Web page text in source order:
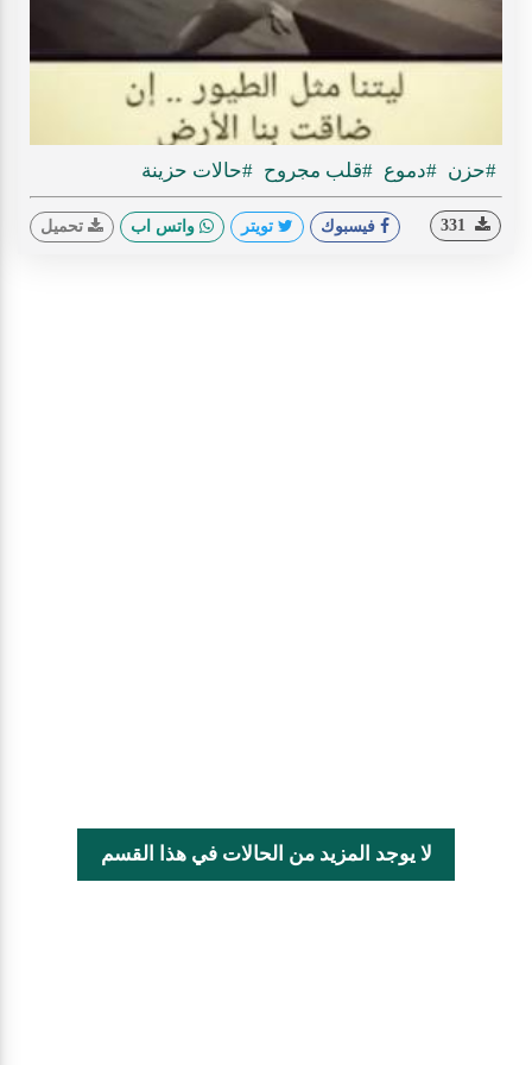
#حزن #دموع #قلب مجروح #حالات حزينة
فيسبوك تويتر واتس اب تحميل
لا يوجد المزيد من الحالات في هذا القسم